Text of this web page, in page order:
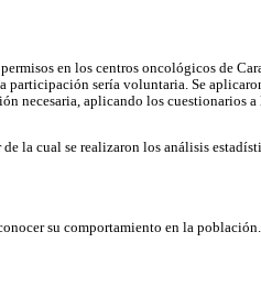
en los centros oncológicos de
participación sería voluntaria. Se
necesaria, aplicando los cuestionarios a
la cual se realizaron los análisis
su comportamiento en la